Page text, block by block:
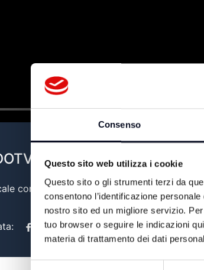
Consenso
Questo sito web utilizza i cookie
Questo sito o gli strumenti terzi da
consentono l’identificazione
nostro sito ed un migliore servizio.
tuo browser o seguire le indicazioni
materia di trattamento dei dati
- 28/05/2025
condotto da Mirko Casadei e Denise